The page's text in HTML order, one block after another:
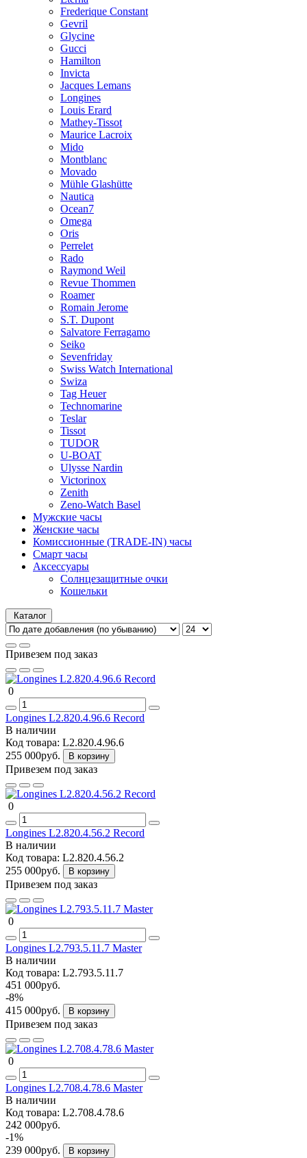
Frederique Constant
Gevril
Glycine
Gucci
Hamilton
Invicta
Jacques Lemans
Longines
Louis Erard
Mathey-Tissot
Maurice Lacroix
Mido
Montblanc
Movado
Mühle Glashütte
Nautica
Ocean7
Omega
Oris
Perrelet
Rado
Raymond Weil
Revue Thommen
Roamer
Romain Jerome
S.T. Dupont
Salvatore Ferragamo
Seiko
Sevenfriday
Swiss Watch International
Swiza
Tag Heuer
Technomarine
Teslar
Tissot
TUDOR
U-BOAT
Ulysse Nardin
Victorinox
Zenith
Zeno-Watch Basel
Мужские часы
Женские часы
Комиссионные (TRADE-IN) часы
Смарт часы
Аксессуары
Солнцезащитные очки
Кошельки
Каталог
Привезем под заказ
0
Longines L2.820.4.96.6 Record
В наличии
Код товара: L2.820.4.96.6
255 000руб.
В корзину
Привезем под заказ
0
Longines L2.820.4.56.2 Record
В наличии
Код товара: L2.820.4.56.2
255 000руб.
В корзину
Привезем под заказ
0
Longines L2.793.5.11.7 Master
В наличии
Код товара: L2.793.5.11.7
451 000руб.
-8%
415 000руб.
В корзину
Привезем под заказ
0
Longines L2.708.4.78.6 Master
В наличии
Код товара: L2.708.4.78.6
242 000руб.
-1%
239 000руб.
В корзину